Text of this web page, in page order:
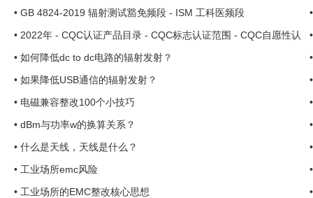
• GB 4824-2019 辐射测试豁免频段 - ISM 工科医频段
• 2022年 - CQC认证产品目录 - CQC标志认证范围 - CQC自愿性认
证..
• 如何降低dc to dc电路的辐射发射？
• 如果降低USB通信的辐射发射？
• 电磁兼容整改100个小技巧
• dBm与功率w的换算关系？
• 什么是天线，天线是什么？
• 工业场所emc风险
• 工业场所的EMC整改核心思想